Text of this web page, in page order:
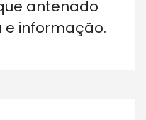
antenado
e informação.